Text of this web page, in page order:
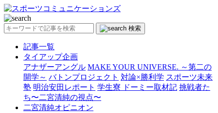
検索
記事一覧
タイアップ企画
アナザーアングル MAKE YOUR UNIVERSE. ～第二の
開学～ バトンプロジェクト 対論×勝利学 スポーツ未来
塾 明治安田レポート 学生寮 ドーミー取材記 挑戦者た
ち〜二宮清純の視点〜
二宮清純オピニオン